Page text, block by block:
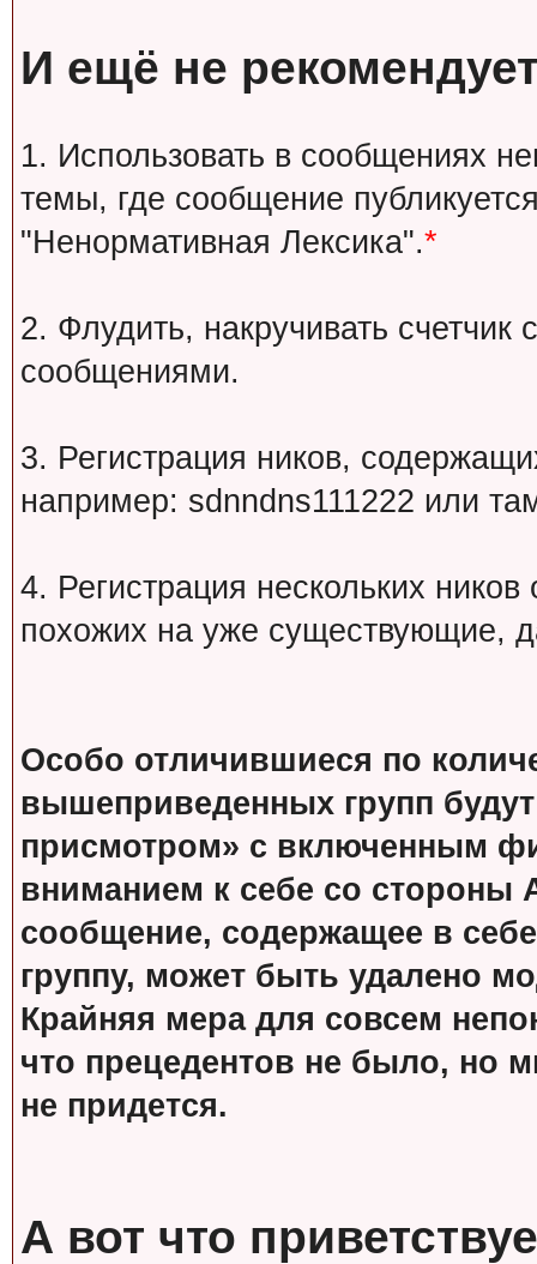
И ещё не
1. Использовать в сообщениях
темы, где сообщение
"Ненормативная Лексика".*
2. Флудить, накручивать
сообщениями.
3. Регистрация ников,
например: sdnndns111222 или
4. Регистрация нескольких
похожих на уже существующие,
Особо отличившиеся по
вышеприведенных групп
присмотром» с включенным
вниманием к себе со стороны
сообщение, содержащее в
группу, может быть удалено
Крайняя мера для совсем
что прецедентов не было, но
не придется.
А вот что